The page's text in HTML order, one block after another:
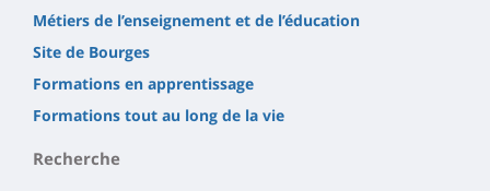
Métiers de l’enseignement et de l’éducation
Site de Bourges
Formations en apprentissage
Formations tout au long de la vie
Recherche